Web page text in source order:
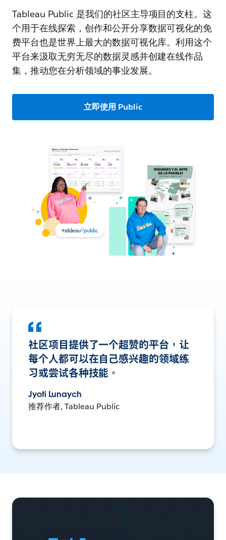
Tableau Public 是我们的社区主导项目的支柱。这
个用于在线探索，创作和公开分享数据可视化的免
费平台也是世界上最大的数据可视化库。利用这个
平台来汲取无穷无尽的数据灵感并创建在线作品
集，推动您在分析领域的事业发展。
立即使用 Public
社区项目提供了一个超赞的平台，让
每个人都可以在自己感兴趣的领域练
习或尝试各种技能。
Jyoti Lunaych
推荐作者, Tableau Public